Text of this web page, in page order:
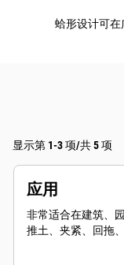
蛤形设计可在
显示第 1-3 项/共 5 项
应用
非常适合在建筑、
推土、夹紧、回拖